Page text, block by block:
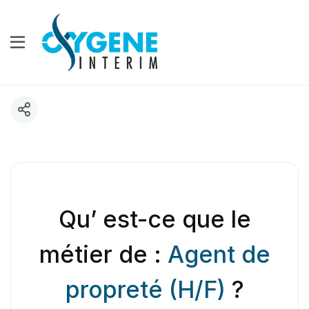
Qu’ est-ce que le
métier de : Agent de
propreté (H/F) ?